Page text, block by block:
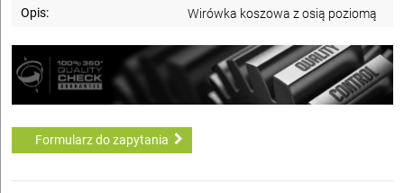
Opis:
Wirówka koszowa z osią poziomą
Formularz do zapytania